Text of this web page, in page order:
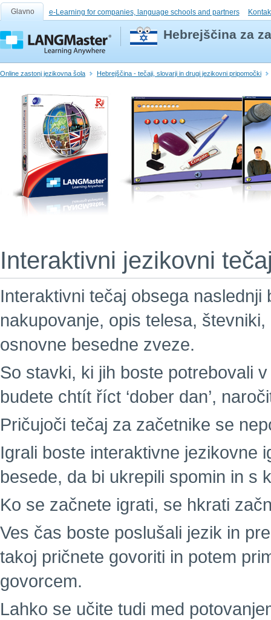
Glavno e-Learning for companies, language schools and partners
Hebrejščina za
Online zastonj jezikovna šola Hebrejščina - tečaji, slovarji in drugi jezikovni pripomočki
Interaktivni jezikovni
Interaktivni tečaj obsega
nakupovanje, opis telesa,
osnovne besedne zveze.
So stavki, ki jih boste potrebovali
budete chtít říct ‘dober dan’,
Pričujoči tečaj za začetnike se
Igrali boste interaktivne jezikovne
besede, da bi ukrepili spomin in s
Ko se začnete igrati, se hkrati
Ves čas boste poslušali jezik in
takoj pričnete govoriti in potem
govorcem.
Lahko se učite tudi med